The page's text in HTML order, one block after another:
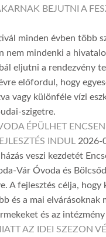
BEJUTNI A
minden évben több
nem mindenki a
eljutni a rendezvény
előfordul, hogy
vagy különféle vízi
szigetre.
ÉPÜLHET
INDUL 2026-
veszi kezdetét
Vár Óvoda és
A fejlesztés célja, hogy
és a mai elvárásoknak
és az
AZ IDEI SZEZON